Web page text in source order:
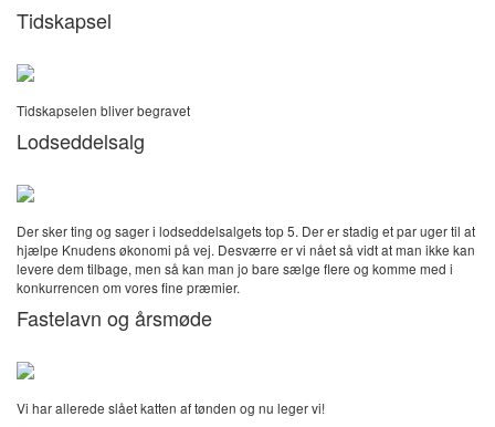
Tidskapsel
Tidskapselen bliver begravet
Lodseddelsalg
Der sker ting og sager i lodseddelsalgets top 5. Der er stadig et par uger til at
hjælpe Knudens økonomi på vej. Desværre er vi nået så vidt at man ikke kan
levere dem tilbage, men så kan man jo bare sælge flere og komme med i
konkurrencen om vores fine præmier.
Fastelavn og årsmøde
Vi har allerede slået katten af tønden og nu leger vi!